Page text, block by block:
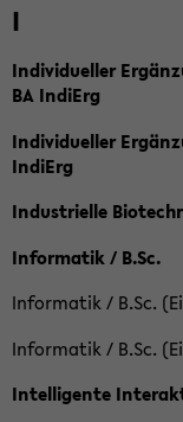
I
Individueller
BA IndiErg
Individueller
IndiErg
Industrielle
Informatik / B.Sc.
Informatik / B.Sc.
Informatik / B.Sc.
Intelligente